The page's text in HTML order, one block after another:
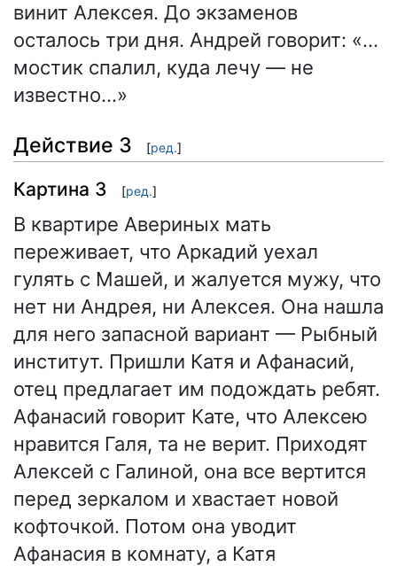
винит Алексея. До экзаменов
осталось три дня. Андрей говорит: «…
мостик спалил, куда лечу — не
известно…»
Действие 3 [ред.]
Картина 3 [ред.]
В квартире Авериных мать
переживает, что Аркадий уехал
гулять с Машей, и жалуется мужу, что
нет ни Андрея, ни Алексея. Она нашла
для него запасной вариант — Рыбный
институт. Пришли Катя и Афанасий,
отец предлагает им подождать ребят.
Афанасий говорит Кате, что Алексею
нравится Галя, та не верит. Приходят
Алексей с Галиной, она все вертится
перед зеркалом и хвастает новой
кофточкой. Потом она уводит
Афанасия в комнату, а Катя